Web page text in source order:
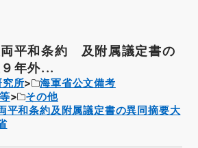
平和条約 及附属議定書の
年外...
究所
海軍省公文備考
その他
和条約及附属議定書の異同摘要大